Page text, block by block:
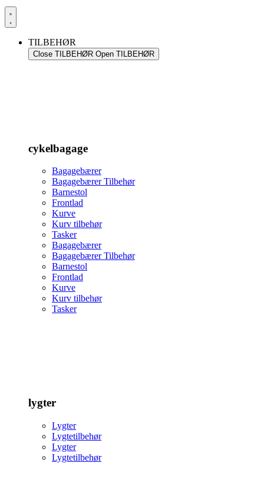
TILBEHØR
Close TILBEHØR Open TILBEHØR
cykelbagage
Bagagebærer
Bagagebærer Tilbehør
Barnestol
Frontlad
Kurve
Kurv tilbehør
Tasker
Bagagebærer
Bagagebærer Tilbehør
Barnestol
Frontlad
Kurve
Kurv tilbehør
Tasker
lygter
Lygter
Lygtetilbehør
Lygter
Lygtetilbehør